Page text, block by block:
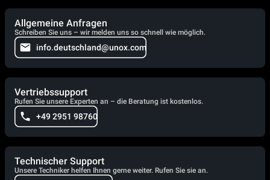
Allgemeine Anfragen
Schreiben Sie uns – wir melden uns so schnell wie möglich.
info.deutschland@unox.com
Vertriebssupport
Rufen Sie unsere Experten an – die Beratung ist kostenlos.
+49 2951 98760
Technischer Support
Unsere Techniker helfen Ihnen gerne weiter. Rufen Sie sie an.